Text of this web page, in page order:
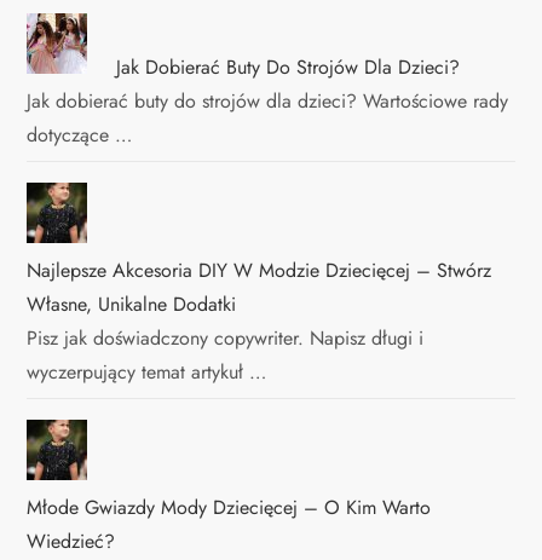
Jak Dobierać Buty Do Strojów Dla Dzieci?
Jak dobierać buty do strojów dla dzieci? Wartościowe rady
dotyczące …
Najlepsze Akcesoria DIY W Modzie Dziecięcej – Stwórz
Własne, Unikalne Dodatki
Pisz jak doświadczony copywriter. Napisz długi i
wyczerpujący temat artykuł …
Młode Gwiazdy Mody Dziecięcej – O Kim Warto
Wiedzieć?